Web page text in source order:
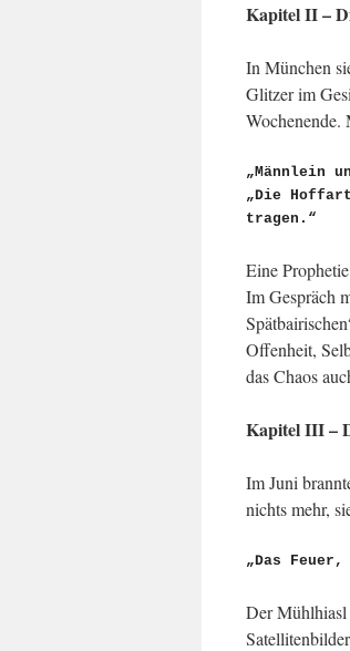
Kapitel II –
In München
Glitzer im
Wochenende.
„Männlein
„Die
tragen.“
Eine
Im Gespräch
Offenheit,
das Chaos
Kapitel III –
Im Juni
nichts mehr,
„Das
Der Mühlhiasl